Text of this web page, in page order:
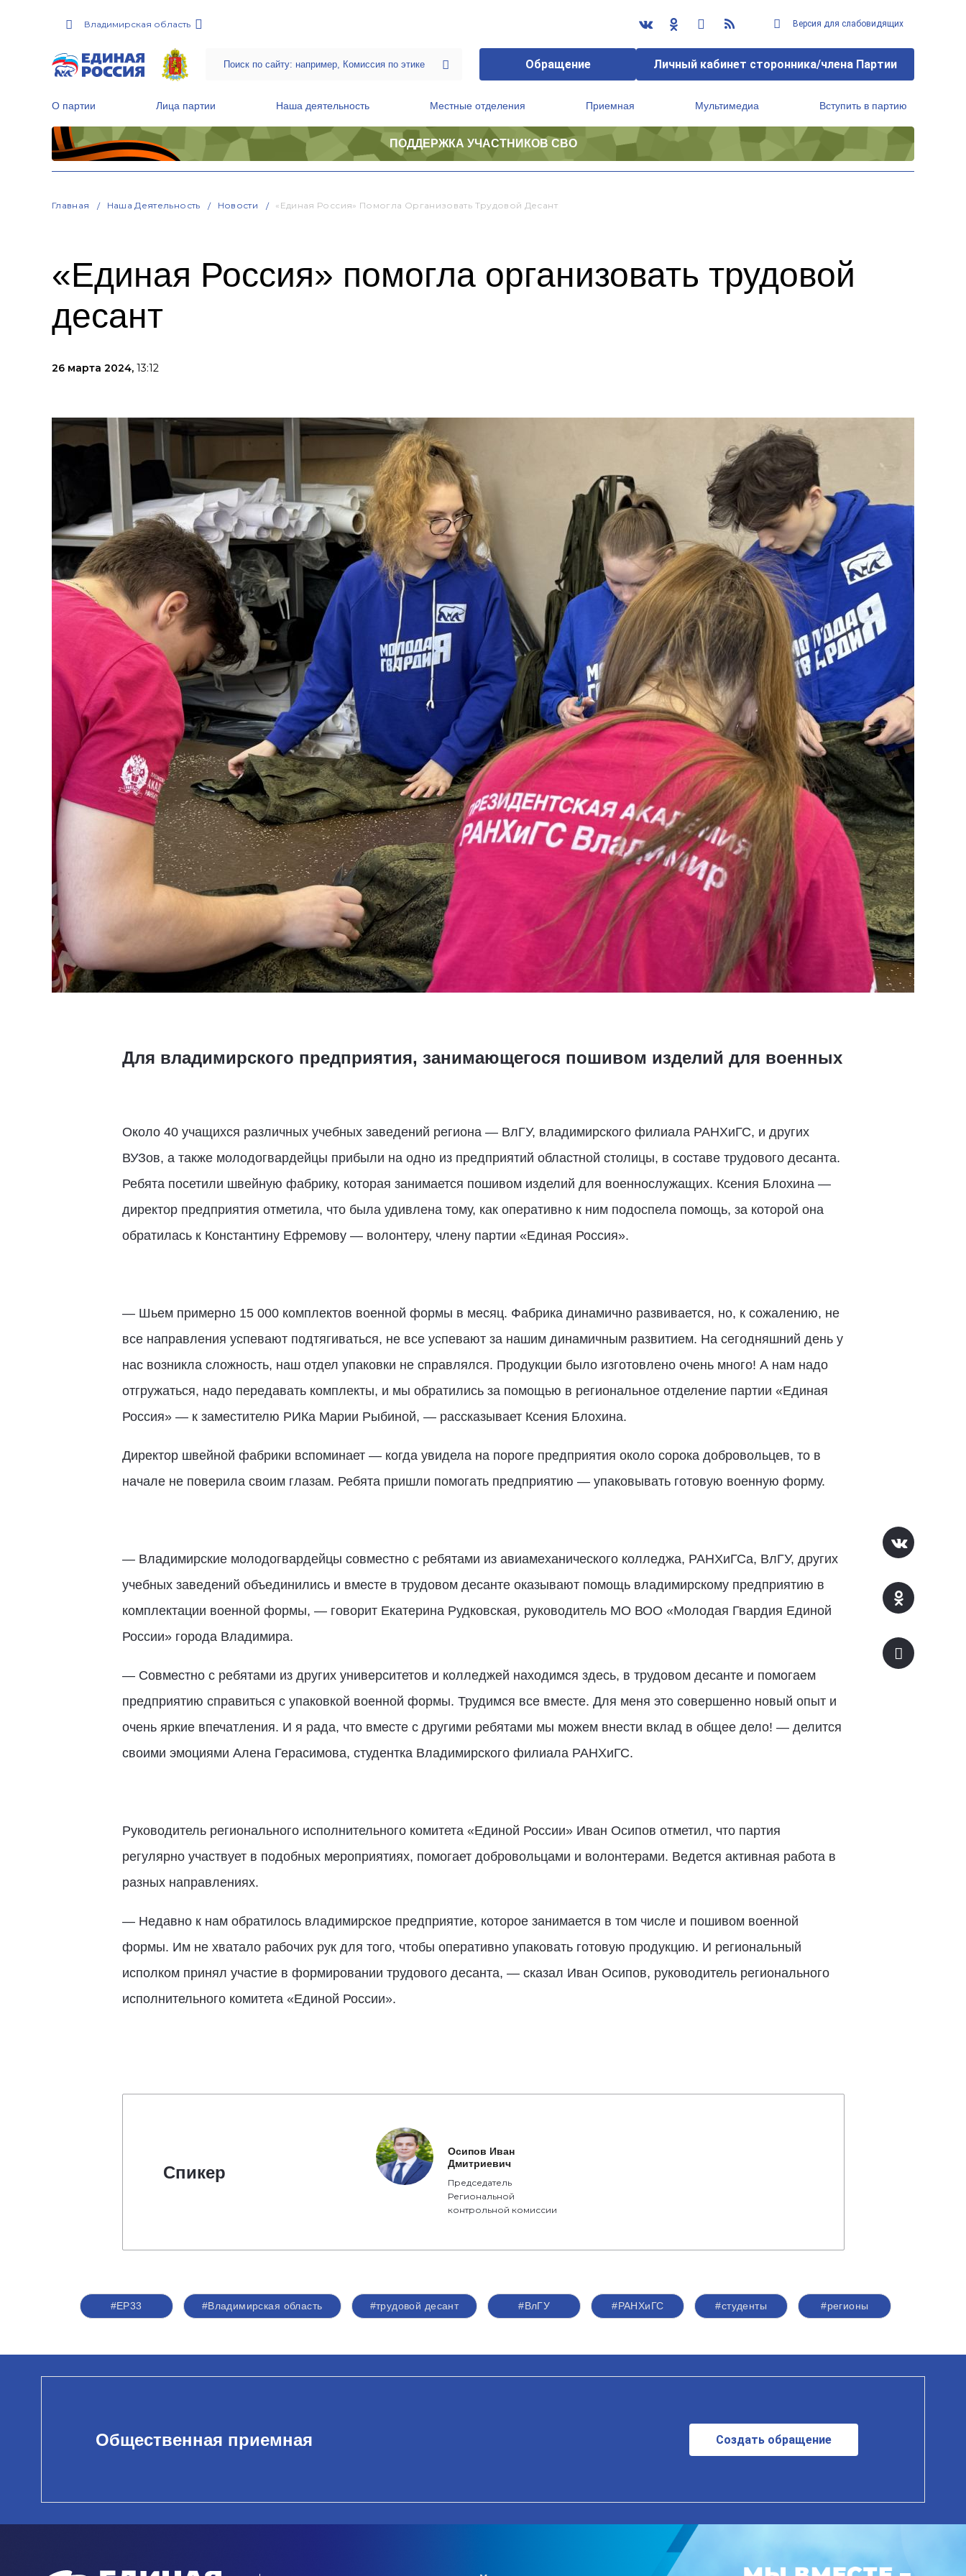
Владимирская область Версия для слабовидящих
Обращение Личный кабинет сторонника/члена Партии
О партии Лица партии Наша деятельность Местные отделения Приемная Мультимедиа Вступить в партию
ПОДДЕРЖКА УЧАСТНИКОВ СВО
Главная Наша Деятельность Новости «Единая Россия» Помогла Организовать Трудовой Десант
«Единая Россия» помогла организовать трудовой
десант
26 марта 2024, 13:12
Для владимирского предприятия, занимающегося пошивом изделий для военных
Около 40 учащихся различных учебных заведений региона — ВлГУ, владимирского филиала РАНХиГС, и других
ВУЗов, а также молодогвардейцы прибыли на одно из предприятий областной столицы, в составе трудового десанта.
Ребята посетили швейную фабрику, которая занимается пошивом изделий для военнослужащих. Ксения Блохина —
директор предприятия отметила, что была удивлена тому, как оперативно к ним подоспела помощь, за которой она
обратилась к Константину Ефремову — волонтеру, члену партии «Единая Россия».
— Шьем примерно 15 000 комплектов военной формы в месяц. Фабрика динамично развивается, но, к сожалению, не
все направления успевают подтягиваться, не все успевают за нашим динамичным развитием. На сегодняшний день у
нас возникла сложность, наш отдел упаковки не справлялся. Продукции было изготовлено очень много! А нам надо
отгружаться, надо передавать комплекты, и мы обратились за помощью в региональное отделение партии «Единая
Россия» — к заместителю РИКа Марии Рыбиной, — рассказывает Ксения Блохина.
Директор швейной фабрики вспоминает — когда увидела на пороге предприятия около сорока добровольцев, то в
начале не поверила своим глазам. Ребята пришли помогать предприятию — упаковывать готовую военную форму.
— Владимирские молодогвардейцы совместно с ребятами из авиамеханического колледжа, РАНХиГСа, ВлГУ, других
учебных заведений объединились и вместе в трудовом десанте оказывают помощь владимирскому предприятию в
комплектации военной формы, — говорит Екатерина Рудковская, руководитель МО ВОО «Молодая Гвардия Единой
России» города Владимира.
— Совместно с ребятами из других университетов и колледжей находимся здесь, в трудовом десанте и помогаем
предприятию справиться с упаковкой военной формы. Трудимся все вместе. Для меня это совершенно новый опыт и
очень яркие впечатления. И я рада, что вместе с другими ребятами мы можем внести вклад в общее дело! — делится
своими эмоциями Алена Герасимова, студентка Владимирского филиала РАНХиГС.
Руководитель регионального исполнительного комитета «Единой России» Иван Осипов отметил, что партия
регулярно участвует в подобных мероприятиях, помогает добровольцами и волонтерами. Ведется активная работа в
разных направлениях.
— Недавно к нам обратилось владимирское предприятие, которое занимается в том числе и пошивом военной
формы. Им не хватало рабочих рук для того, чтобы оперативно упаковать готовую продукцию. И региональный
исполком принял участие в формировании трудового десанта, — сказал Иван Осипов, руководитель регионального
исполнительного комитета «Единой России».
Спикер
Осипов Иван
Дмитриевич
Председатель
Региональной
контрольной комиссии
#ЕР33 #Владимирская область #трудовой десант #ВлГУ #РАНХиГС #студенты #регионы
Общественная приемная Создать обращение